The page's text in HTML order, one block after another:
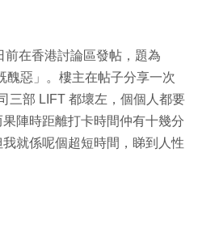
前在香港討論區發帖，題為
醜惡」。樓主在帖子分享一次
三部 LIFT 都壞左，個個人都要
陣時距離打卡時間仲有十幾分
就係呢個超短時間，睇到人性